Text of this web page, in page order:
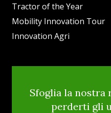
Tractor of the Year
Mobility Innovation Tour
Innovation Agri
Sfoglia la nostra
perderti gli